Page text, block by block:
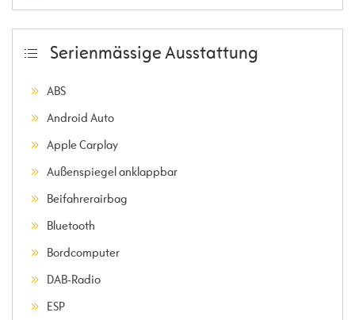
Serienmässige Ausstattung
ABS
Android Auto
Apple Carplay
Außenspiegel anklappbar
Beifahrerairbag
Bluetooth
Bordcomputer
DAB-Radio
ESP